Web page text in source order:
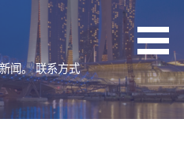
闻。 联系方式